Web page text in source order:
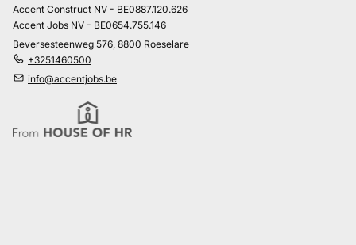
Accent Construct NV - BE0887.120.626
Accent Jobs NV - BE0654.755.146
Beversesteenweg 576, 8800 Roeselare
+3251460500
info@accentjobs.be